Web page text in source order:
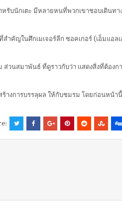
รับนักเตะ มีหลายหนที่พวกเขาชอบเดิน
ำคัญในศึกเมเจอร์ลีก ซอคเกอร์ (เอ็มแ
วนสมาพันธ์ ที่ดูราวกับว่า แสดงสิ่งที่ต้อ
งการบรรลุผล ให้กับชมรม โดยก่อนหน้